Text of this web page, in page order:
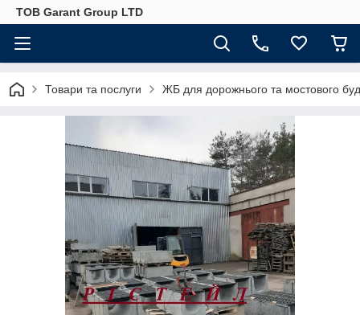
ТОВ Garant Group LTD
Товари та послуги ЖБ для дорожнього та мостового